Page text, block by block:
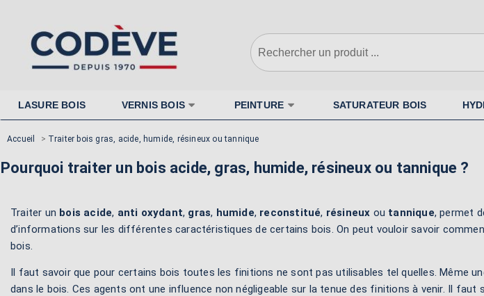
LASURE BOIS VERNIS BOIS PEINTURE SATURATEUR BOIS
Accueil > Traiter bois gras, acide, humide, résineux ou tannique
Pourquoi traiter un bois acide, gras, humide, résineux ou tannique ?
Traiter un bois acide, anti oxydant, gras, humide, reconstitué, résineux ou tannique, permet
d’informations sur les différentes caractéristiques de certains bois. On peut vouloir savoir
bois.
Il faut savoir que pour certains bois toutes les finitions ne sont pas utilisables tel quelles. Même
dans le bois. Ces agents ont une influence non négligeable sur la tenue des finitions à venir. Il